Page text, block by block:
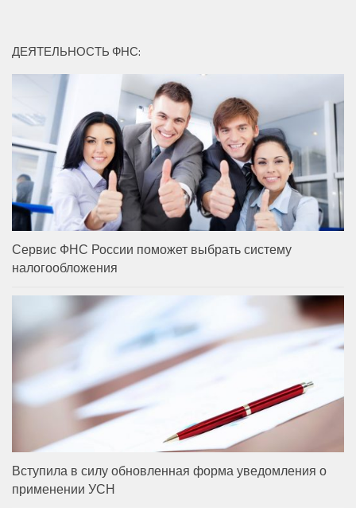
ДЕЯТЕЛЬНОСТЬ ФНС:
Сервис ФНС России поможет выбрать систему
налогообложения
Вступила в силу обновленная форма уведомления о
применении УСН